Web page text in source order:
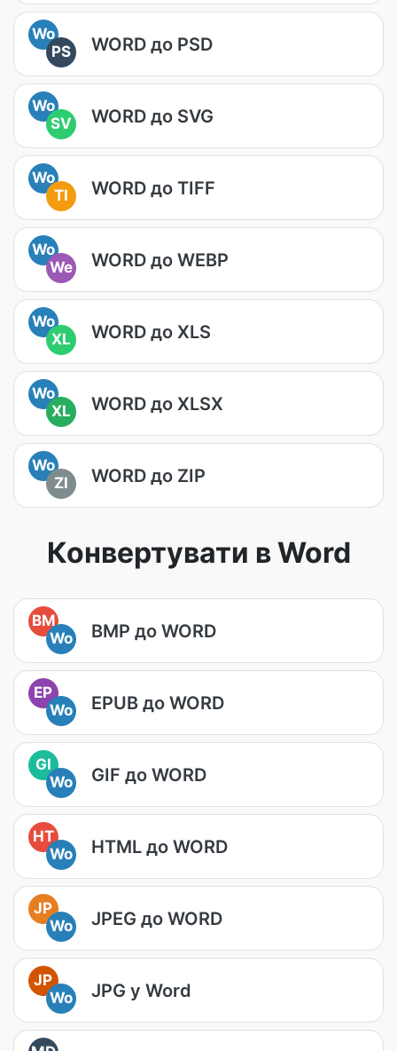
Wo
PS
WORD до PSD
Wo
SV
WORD до SVG
Wo
TI
WORD до TIFF
Wo
We
WORD до WEBP
Wo
XL
WORD до XLS
Wo
XL
WORD до XLSX
Wo
ZI
WORD до ZIP
Конвертувати в Word
BM
Wo
BMP до WORD
EP
Wo
EPUB до WORD
GI
Wo
GIF до WORD
HT
Wo
HTML до WORD
JP
Wo
JPEG до WORD
JP
Wo
JPG у Word